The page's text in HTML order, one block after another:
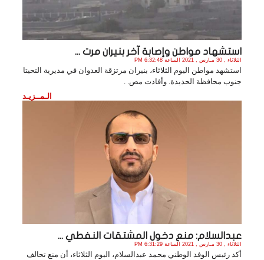
استشهاد مواطن وإصابة آخر بنيران مرت ...
الثلاثاء , 30 مـارس , 2021 الساعة 6:32:48 PM
استشهد مواطن اليوم الثلاثاء، بنيران مرتزقة العدوان في مديرية التحيتا
جنوب محافظة الحديدة. وأفادت مص. .
الـمــزيـد
عبدالسلام: منع دخول المشتقات النفطي ...
الثلاثاء , 30 مـارس , 2021 الساعة 6:31:29 PM
أكد رئيس الوفد الوطني محمد عبدالسلام، اليوم الثلاثاء، أن منع تحالف